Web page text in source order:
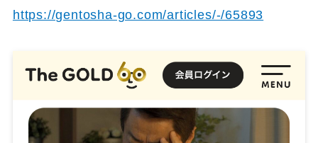
https://gentosha-go.com/articles/-/65893